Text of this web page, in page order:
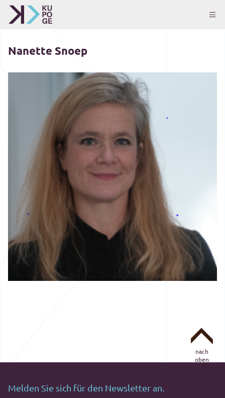
Nanette Snoep
nach
oben
Melden Sie sich für den Newsletter an.